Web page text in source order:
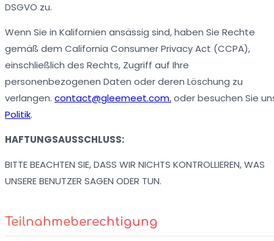
DSGVO zu.
Wenn Sie in Kalifornien ansässig sind, haben Sie Rechte
gemäß dem California Consumer Privacy Act (CCPA),
einschließlich des Rechts, Zugriff auf Ihre
personenbezogenen Daten oder deren Löschung zu
verlangen. contact@gleemeet.com. oder besuchen Sie
Politik.
HAFTUNGSAUSSCHLUSS:
BITTE BEACHTEN SIE, DASS WIR NICHTS KONTROLLIEREN, WAS
UNSERE BENUTZER SAGEN ODER TUN.
Teilnahmeberechtigung